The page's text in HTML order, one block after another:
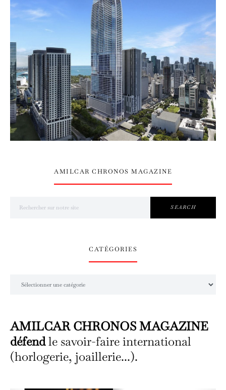
AMILCAR CHRONOS MAGAZINE
SEARCH
CATÉGORIES
AMILCAR CHRONOS MAGAZINE
défendle savoir-faire international
(horlogerie, joaillerie...).